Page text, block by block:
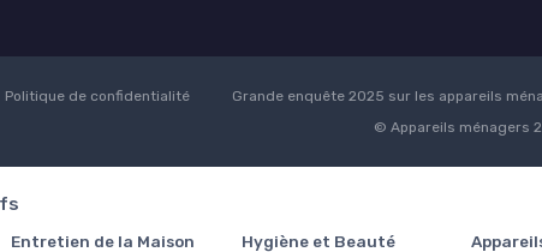
Politique de confidentialité Grande enquête 2025 sur les appareils
© Appareils ménagers
Entretien de la Maison Hygiène et Beauté